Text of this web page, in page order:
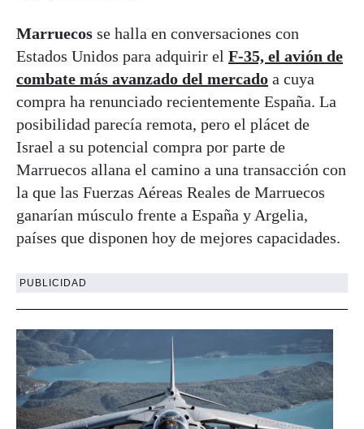
Marruecos se halla en conversaciones con
Estados Unidos para adquirir el F-35, el avión de
combate más avanzado del mercado a cuya
compra ha renunciado recientemente España. La
posibilidad parecía remota, pero el plácet de
Israel a su potencial compra por parte de
Marruecos allana el camino a una transacción con
la que las Fuerzas Aéreas Reales de Marruecos
ganarían músculo frente a España y Argelia,
países que disponen hoy de mejores capacidades.
PUBLICIDAD